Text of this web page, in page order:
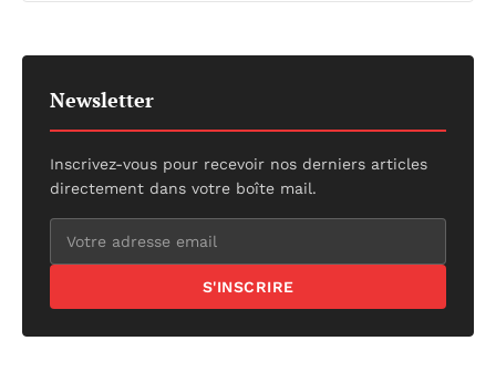
Newsletter
Inscrivez-vous pour recevoir nos derniers articles
directement dans votre boîte mail.
S'INSCRIRE